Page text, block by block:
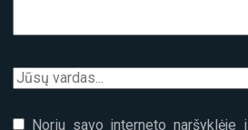
Noriu savo interneto naršyklėje